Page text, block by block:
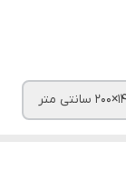
متر